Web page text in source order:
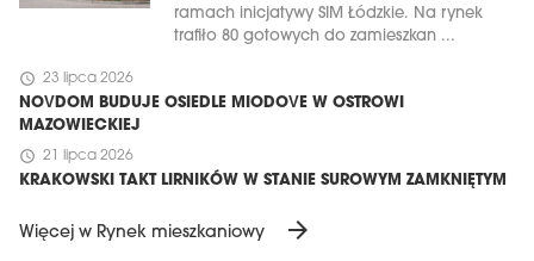
ramach inicjatywy SIM Łódzkie. Na rynek
trafiło 80 gotowych do zamieszkan ...
schedule 23 lipca 2026
NOVDOM BUDUJE OSIEDLE MIODOVE W OSTROWI
MAZOWIECKIEJ
schedule 21 lipca 2026
KRAKOWSKI TAKT LIRNIKÓW W STANIE SUROWYM ZAMKNIĘTYM
Więcej w Rynek mieszkaniowy arrow_forward